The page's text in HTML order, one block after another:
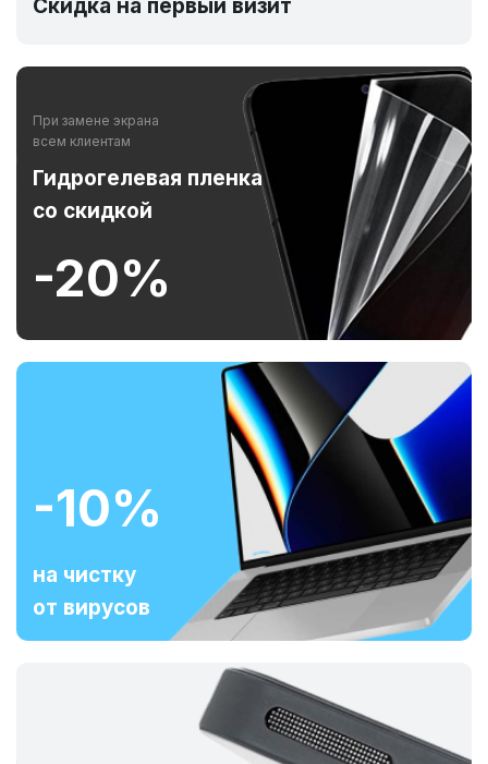
Скидка на первый визит
При замене экрана
всем клиентам
Гидрогелевая пленка
со скидкой
-20%
-10%
на чистку
от вирусов